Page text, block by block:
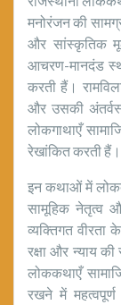
मनोरंजन की
और सांस्कृतिक
आचरण-मानदंड
करती हैं।
और उसकी
लोकगाथाएँ
रेखांकित करती हैं।
इन कथाओं में
सामूहिक नेतृत्व
व्यक्तिगत वीरता
रक्षा और न्याय
लोककथाएँ
रखने में